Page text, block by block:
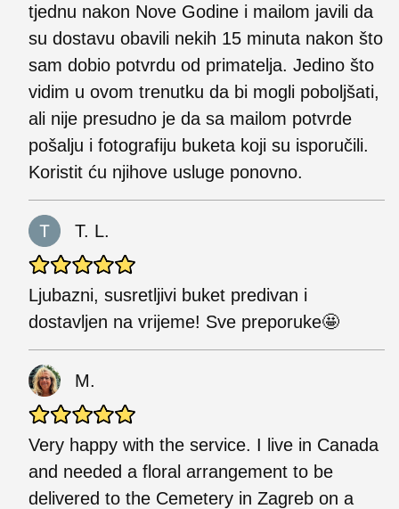
tjednu nakon Nove Godine i mailom javili da
su dostavu obavili nekih 15 minuta nakon što
sam dobio potvrdu od primatelja. Jedino što
vidim u ovom trenutku da bi mogli poboljšati,
ali nije presudno je da sa mailom potvrde
pošalju i fotografiju buketa koji su isporučili.
Koristit ću njihove usluge ponovno.
T. L.
Ljubazni, susretljivi buket predivan i
dostavljen na vrijeme! Sve preporuke🤩
M.
Very happy with the service. I live in Canada
and needed a floral arrangement to be
delivered to the Cemetery in Zagreb on a